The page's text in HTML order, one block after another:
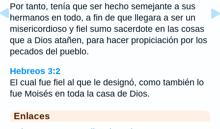
Por tanto, tenía que ser hecho semejante a sus
hermanos en todo, a fin de que llegara a ser un
misericordioso y fiel sumo sacerdote en las cosas
que a Dios atañen, para hacer propiciación por los
pecados del pueblo.
Hebreos 3:2
El cual fue fiel al que le designó, como también lo
fue Moisés en toda la casa de Dios.
Enlaces